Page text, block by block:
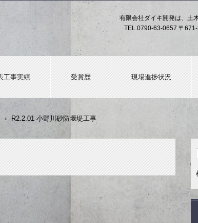
有限会社ダイキ開発は、土
TEL. 0790-63-0657 〒
工事実績 受賞歴 現場進捗状況
› R2.2.01 小野川砂防堰堤工事